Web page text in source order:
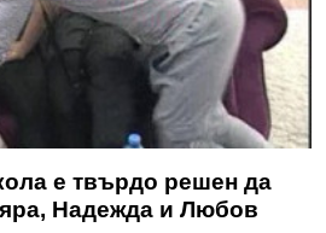
е твърдо решен да
Надежда и Любов